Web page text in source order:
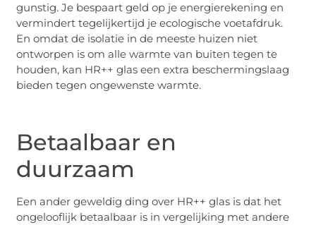
gunstig. Je bespaart geld op je energierekening en
vermindert tegelijkertijd je ecologische voetafdruk.
En omdat de isolatie in de meeste huizen niet
ontworpen is om alle warmte van buiten tegen te
houden, kan HR++ glas een extra beschermingslaag
bieden tegen ongewenste warmte.
Betaalbaar en
duurzaam
Een ander geweldig ding over HR++ glas is dat het
ongelooflijk betaalbaar is in vergelijking met andere